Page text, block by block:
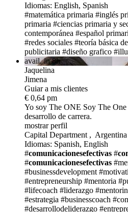
Idiomas: English, Spanish
#matemática primaria #inglés
primaria #ciencias primaria y
contemporánea #español
#redes sociales #teoría básica
publicitaria #diseño grafico
avail. in 8h
Jaquelina
Jimena
Guiar a mis clientes
€ 0,64 pm
Yo soy The ONE Soy The
desarrollo de carrera.
mostrar perfil
Capital Department , Argentina
Idiomas: Spanish, English
#comunicacionesefectivas #
#comunicacionesefectivas
#businessdevelopment
#entrepreneurship #mentoria
#lifecoach #liderazgo
#estrategia #businesscoach
#desarrollodeliderazgo